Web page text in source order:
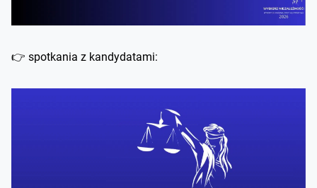
👉 spotkania z kandydatami: